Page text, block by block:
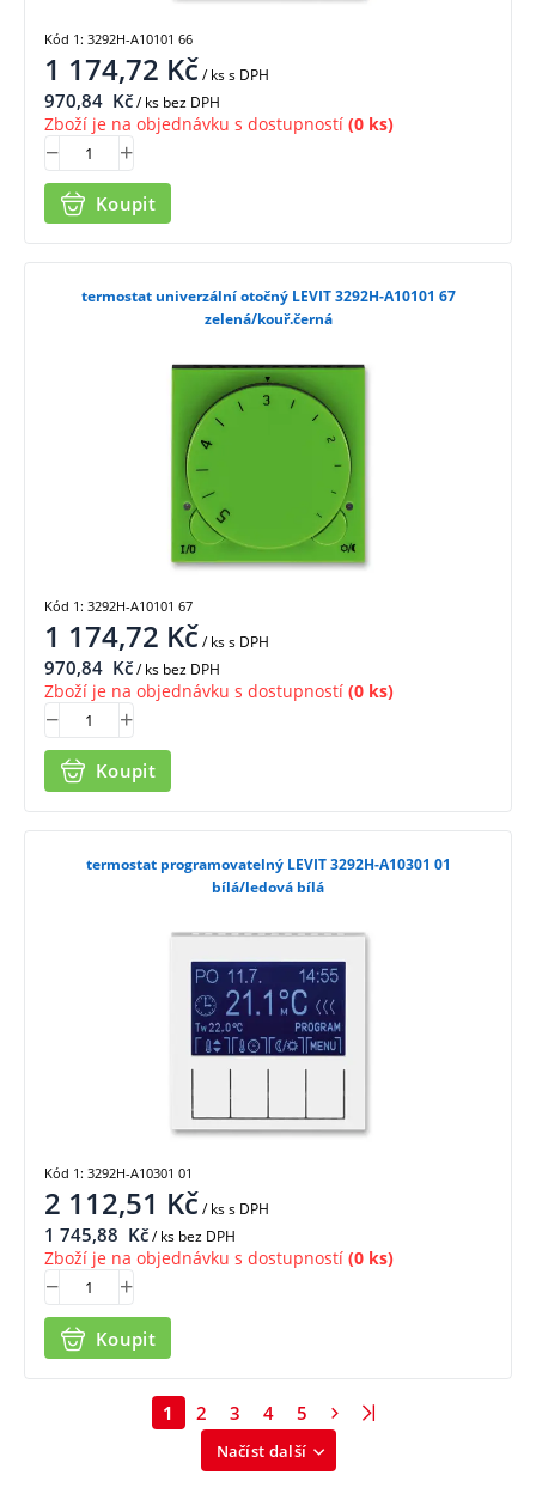
1 174,72 Kč/ kss DPH
970,84 Kč/ ks bez DPH
Zboží je na objednávku s dostupností (0 ks)
Koupit
Kód 1: 3292H-A10101 66
termostat univerzální otočný LEVIT 3292H-A10101 67
zelená/kouř.černá
1 174,72 Kč/ kss DPH
970,84 Kč/ ks bez DPH
Zboží je na objednávku s dostupností (0 ks)
Koupit
Kód 1: 3292H-A10101 67
termostat programovatelný LEVIT 3292H-A10301 01
bílá/ledová bílá
2 112,51 Kč/ kss DPH
1 745,88 Kč/ ks bez DPH
Zboží je na objednávku s dostupností (0 ks)
Koupit
Kód 1: 3292H-A10301 01
Načíst další
1 2 3 4 5